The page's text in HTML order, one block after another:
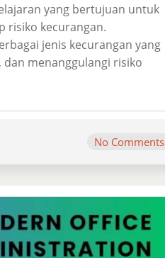
yang bertujuan untuk
risiko kecurangan.
jenis kecurangan yang
menanggulangi risiko
No Comments